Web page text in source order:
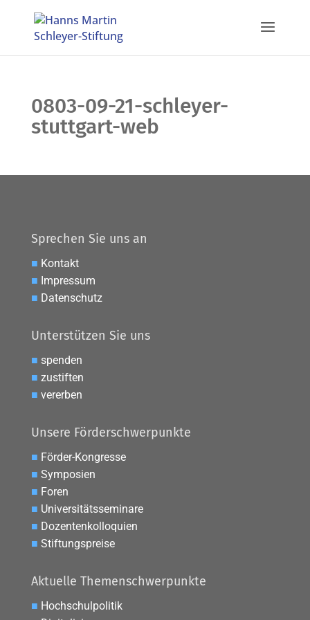
0803-09-21-schleyer-
stuttgart-web
Sprechen Sie uns an
■ Kontakt
■ Impressum
■ Datenschutz
Unterstützen Sie uns
■ spenden
■ zustiften
■ vererben
Unsere Förderschwerpunkte
■ Förder-Kongresse
■ Symposien
■ Foren
■ Universitätsseminare
■ Dozentenkolloquien
■ Stiftungspreise
Aktuelle Themenschwerpunkte
■ Hochschulpolitik